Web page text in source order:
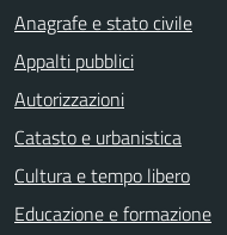
Anagrafe e stato civile
Appalti pubblici
Autorizzazioni
Catasto e urbanistica
Cultura e tempo libero
Educazione e formazione